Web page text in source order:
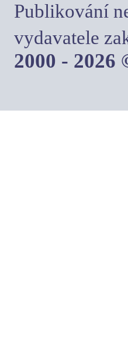
Publikování
vydavatele
2000 -